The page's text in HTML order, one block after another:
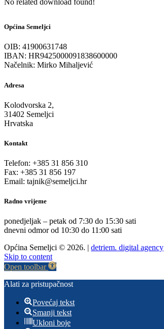
No related download found!
Općina Semeljci
OIB: 41900631748
IBAN: HR9425000091838600000
Načelnik: Mirko Mihaljević
Adresa
Kolodvorska 2,
31402 Semeljci
Hrvatska
Kontakt
Telefon: +385 31 856 310
Fax: +385 31 856 197
Email: tajnik@semeljci.hr
Radno vrijeme
ponedjeljak – petak od 7:30 do 15:30 sati
dnevni odmor od 10:30 do 11:00 sati
Općina Semeljci © 2026. | detriem. digital agency
Skip to content
Open toolbar
Alati za pristupačnost
Povećaj tekst
Smanji tekst
Ukloni boje